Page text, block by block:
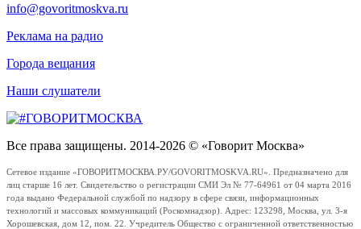
info@govoritmoskva.ru
Реклама на радио
Города вещания
Наши слушатели
Все права защищены. 2014-2026 © «Говорит Москва»
Сетевое издание «ГОВОРИТМОСКВА.РУ/GOVORITMOSKVA.RU». Предназначено для
лиц старше 16 лет. Свидетельство о регистрации СМИ Эл № 77-64961 от 04 марта 2016
года выдано Федеральной службой по надзору в сфере связи, информационных
технологий и массовых коммуникаций (Роскомнадзор). Адрес: 123298, Москва, ул. 3-я
Хорошевская, дом 12, пом. 22. Учредитель Общество с ограниченной ответственностью